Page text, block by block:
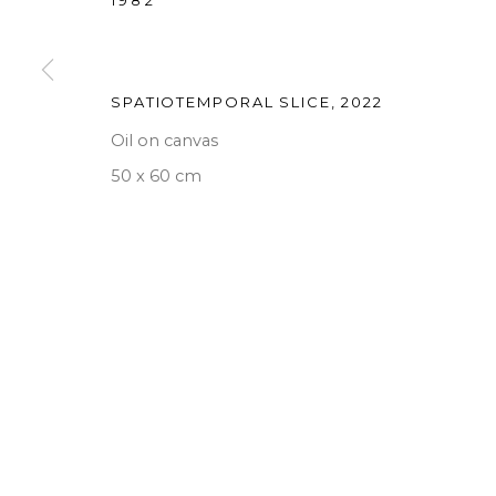
SPATIOTEMPORAL SLICE ,2022
Oil on canvas
50 x 60 cm